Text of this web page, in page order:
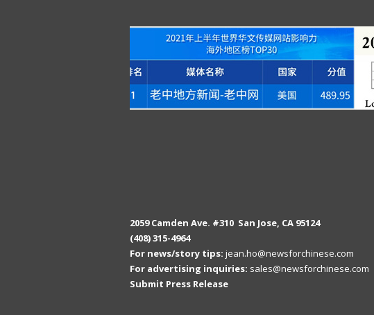
2059 Camden Ave. #310 San Jose, CA 95124
(408) 315-4964
For news/story tips: jean.ho@newsforchinese.com
For advertising inquiries: sales@newsforchinese.com
Submit Press Release